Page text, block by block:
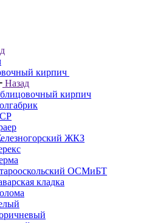
кирпич
Назад
кирпич
ЖКЗ
ОСМиБТ
кладка